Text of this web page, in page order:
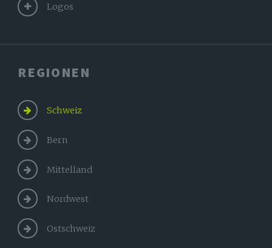
Logos
REGIONEN
Schweiz
Bern
Mittelland
Nordwest
Ostschweiz